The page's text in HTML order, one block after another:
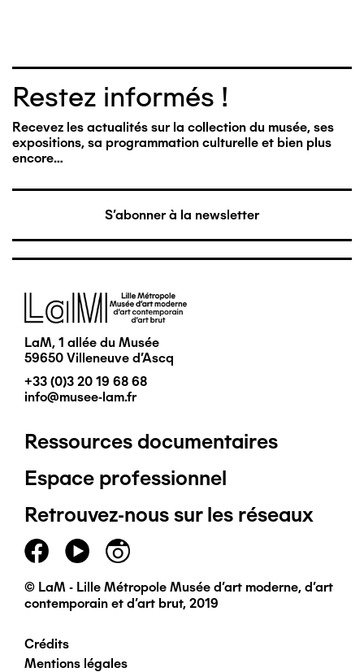
Restez informés !
Recevez les actualités sur la collection du musée, ses
expositions, sa programmation culturelle et bien plus
encore…
S'abonner à la newsletter
Image
LaM, 1 allée du Musée
59650 Villeneuve d'Ascq
+33 (0)3 20 19 68 68
info@musee-lam.fr
Pied
de
page
principal
Ressources documentaires
Espace professionnel
Retrouvez-nous sur les réseaux
© LaM - Lille Métropole Musée d'art moderne, d'art
contemporain et d'art brut, 2019
Pied
Crédits
Mentions légales